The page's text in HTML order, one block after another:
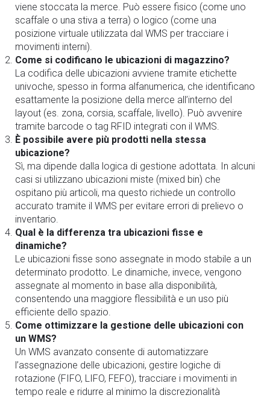
viene stoccata la merce. Può essere fisico (come uno
scaffale o una stiva a terra) o logico (come una
posizione virtuale utilizzata dal WMS per tracciare i
movimenti interni).
Come si codificano le ubicazioni di magazzino?
La codifica delle ubicazioni avviene tramite etichette
univoche, spesso in forma alfanumerica, che identificano
esattamente la posizione della merce all’interno del
layout (es. zona, corsia, scaffale, livello). Può avvenire
tramite barcode o tag RFID integrati con il WMS.
È possibile avere più prodotti nella stessa
ubicazione?
Sì, ma dipende dalla logica di gestione adottata. In alcuni
casi si utilizzano ubicazioni miste (mixed bin) che
ospitano più articoli, ma questo richiede un controllo
accurato tramite il WMS per evitare errori di prelievo o
inventario.
Qual è la differenza tra ubicazioni fisse e
dinamiche?
Le ubicazioni fisse sono assegnate in modo stabile a un
determinato prodotto. Le dinamiche, invece, vengono
assegnate al momento in base alla disponibilità,
consentendo una maggiore flessibilità e un uso più
efficiente dello spazio.
Come ottimizzare la gestione delle ubicazioni con
un WMS?
Un WMS avanzato consente di automatizzare
l’assegnazione delle ubicazioni, gestire logiche di
rotazione (FIFO, LIFO, FEFO), tracciare i movimenti in
tempo reale e ridurre al minimo la discrezionalità